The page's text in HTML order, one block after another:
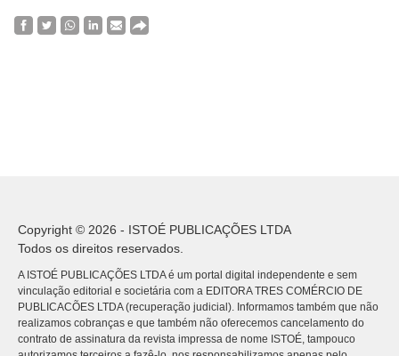
Copyright © 2026 - ISTOÉ PUBLICAÇÕES LTDA
Todos os direitos reservados.
A ISTOÉ PUBLICAÇÕES LTDA é um portal digital independente e sem
vinculação editorial e societária com a EDITORA TRES COMÉRCIO DE
PUBLICACÕES LTDA (recuperação judicial). Informamos também que não
realizamos cobranças e que também não oferecemos cancelamento do
contrato de assinatura da revista impressa de nome ISTOÉ, tampouco